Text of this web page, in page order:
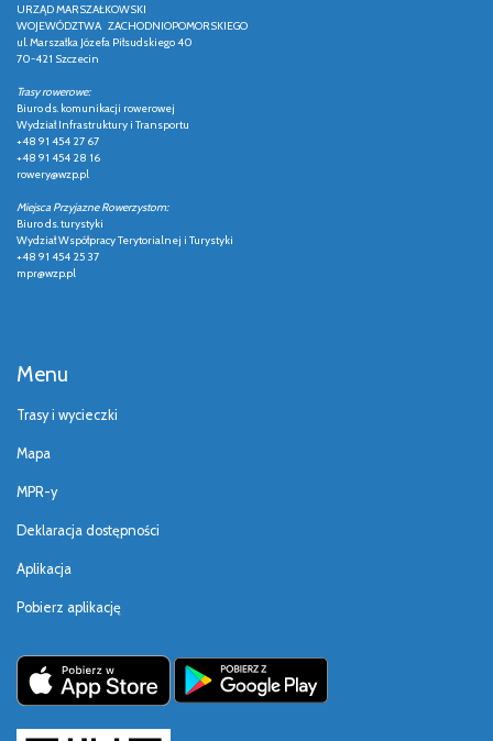
URZĄD MARSZAŁKOWSKI
WOJEWÓDZTWA ZACHODNIOPOMORSKIEGO
ul. Marszałka Józefa Piłsudskiego 40
70-421 Szczecin
Trasy rowerowe:
Biuro ds. komunikacji rowerowej
Wydział Infrastruktury i Transportu
+48 91 454 27 67
+48 91 454 28 16
rowery@wzp.pl
Miejsca Przyjazne Rowerzystom:
Biuro ds. turystyki
Wydział Współpracy Terytorialnej i Turystyki
+48 91 454 25 37
mpr@wzp.pl
Menu
Trasy i wycieczki
Mapa
MPR-y
Deklaracja dostępności
Aplikacja
Pobierz aplikację